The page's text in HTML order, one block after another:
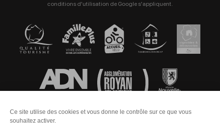
conditions d'utilisation de Google s'appliquent.